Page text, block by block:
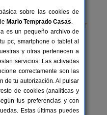
Villava
2-10+2 pers.
desde25 €
sobre las cookies de
Mario Temprado Casas.
es un pequeño archivo de
pc, smartphone o tablet al
y otras pertenecen a
servicios. Las activadas
correctamente son las
de tu autorización. Al pulsar
de cookies (analíticas y
tus preferencias y con
Estas últimas puedes